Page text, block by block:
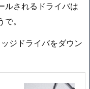
ルされるドライバは
。
ジドライバをダウン